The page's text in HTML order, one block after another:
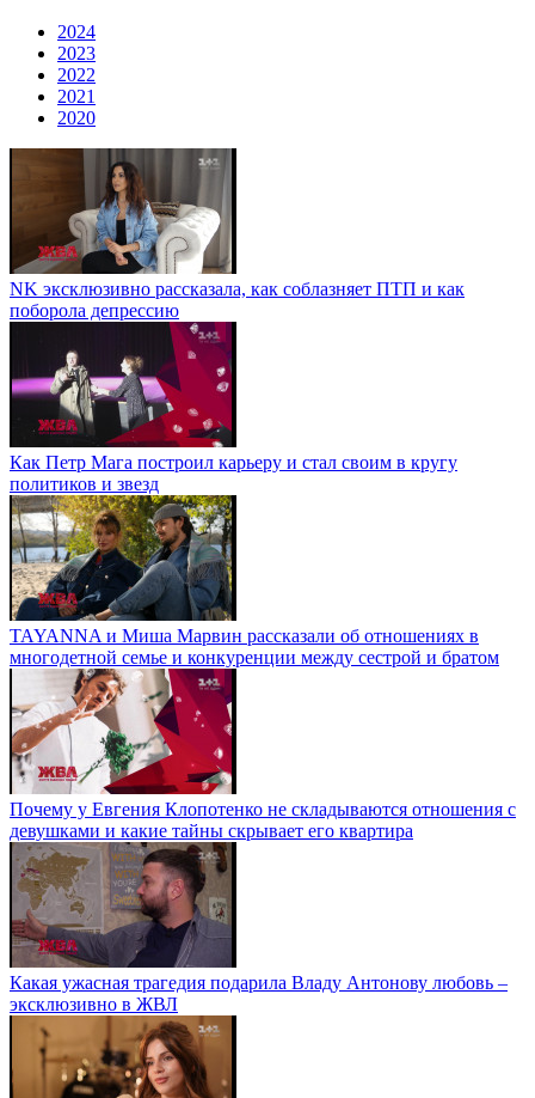
2024
2023
2022
2021
2020
NK эксклюзивно рассказала, как соблазняет ПТП и как
поборола депрессию
Как Петр Мага построил карьеру и стал своим в кругу
политиков и звезд
TAYANNA и Миша Марвин рассказали об отношениях в
многодетной семье и конкуренции между сестрой и братом
Почему у Евгения Клопотенко не складываются отношения с
девушками и какие тайны скрывает его квартира
Какая ужасная трагедия подарила Владу Антонову любовь –
эксклюзивно в ЖВЛ